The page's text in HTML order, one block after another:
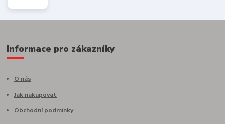
Informace pro zákazníky
O nás
Jak nakupovat
Obchodní podmínky